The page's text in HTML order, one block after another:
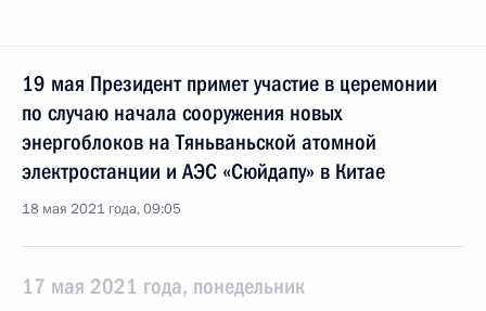
19 мая Президент примет участие в церемонии
по случаю начала сооружения новых
энергоблоков на Тяньваньской атомной
электростанции и АЭС «Сюйдапу» в Китае
18 мая 2021 года, 09:05
17 мая 2021 года, понедельник